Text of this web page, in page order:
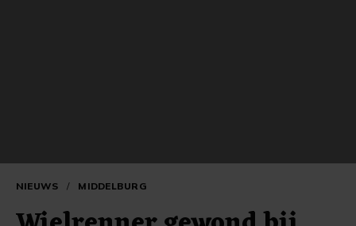
NIEUWS / MIDDELBURG